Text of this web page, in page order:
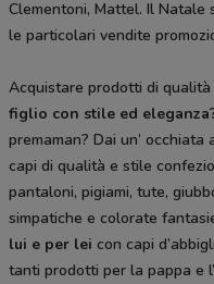
Clementoni, Mattel. Il Natale
le particolari vendite
Acquistare prodotti di qualità
figlio con stile ed
premaman? Dai un’
capi di qualità e stile
pantaloni, pigiami, tute,
simpatiche e colorate
lui e per lei con capi
tanti prodotti per la pappa e